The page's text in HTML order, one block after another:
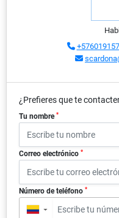
¿Prefieres que te
Tu nombre *
Correo electrónico *
Número de teléfono *
▼